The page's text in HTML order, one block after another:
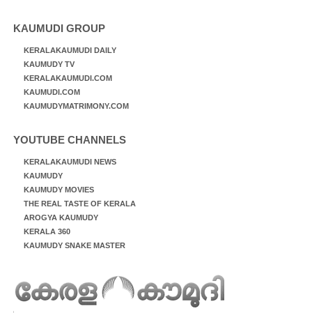
KAUMUDI GROUP
KERALAKAUMUDI DAILY
KAUMUDY TV
KERALAKAUMUDI.COM
KAUMUDI.COM
KAUMUDYMATRIMONY.COM
YOUTUBE CHANNELS
KERALAKAUMUDI NEWS
KAUMUDY
KAUMUDY MOVIES
THE REAL TASTE OF KERALA
AROGYA KAUMUDY
KERALA 360
KAUMUDY SNAKE MASTER